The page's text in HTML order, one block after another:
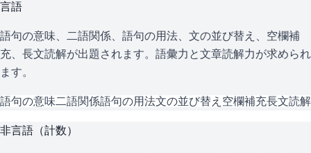
言語
語句の意味、二語関係、語句の用法、文の並び替え、空欄補
充、長文読解が出題されます。語彙力と文章読解力が求められ
ます。
語句の意味二語関係語句の用法文の並び替え 空欄補充長文読解
非言語（計数）